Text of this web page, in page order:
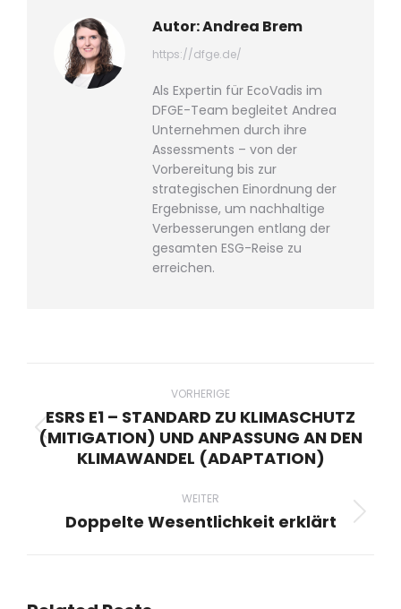
Autor:Andrea Brem
https://dfge.de/
Als Expertin für EcoVadis im
DFGE-Team begleitet Andrea
Unternehmen durch ihre
Assessments – von der
Vorbereitung bis zur
strategischen Einordnung der
Ergebnisse, um nachhaltige
Verbesserungen entlang der
gesamten ESG-Reise zu
erreichen.
VORHERIGE
Vorheriger
Beitrag:
ESRS E1 – STANDARD ZU KLIMASCHUTZ
(MITIGATION) UND ANPASSUNG AN DEN
KLIMAWANDEL (ADAPTATION)
WEITER
Nächster
Doppelte Wesentlichkeit erklärt